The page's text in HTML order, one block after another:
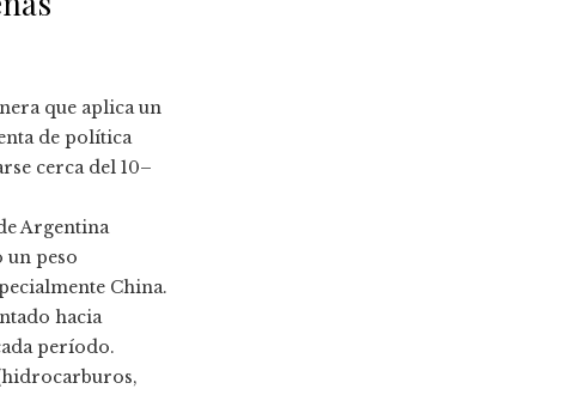
que aplica un
de política
cerca del 10–
Argentina
peso
China.
hacia
período.